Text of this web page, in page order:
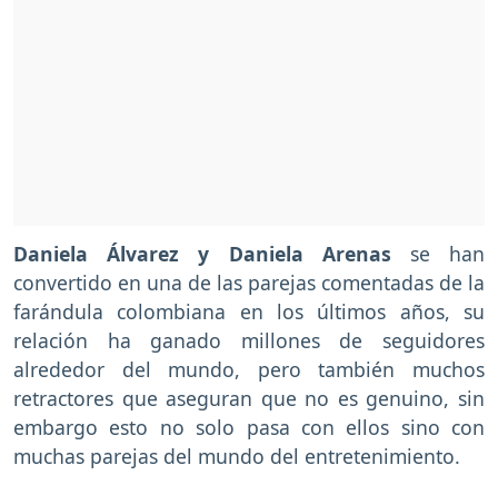
Daniela Álvarez y Daniela Arenas se han
convertido en una de las parejas comentadas de la
farándula colombiana en los últimos años, su
relación ha ganado millones de seguidores
alrededor del mundo, pero también muchos
retractores que aseguran que no es genuino, sin
embargo esto no solo pasa con ellos sino con
muchas parejas del mundo del entretenimiento.